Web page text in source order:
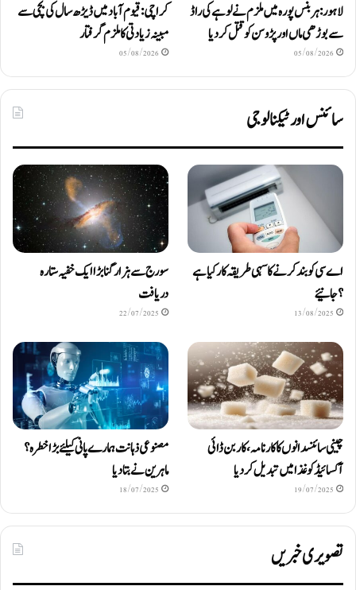
لاہور: ہربنس پورہ میں ملزم نے لوہے کی راڈ
سے بوڑھی ماں اور پڑوسن کو قتل کر دیا
05/08/2026
کراچی: قیوم آباد میں ڈیڑھ سال کی بچی سے
مبینہ زیادتی کا ملزم گرفتار
05/08/2026
سائنس اور ٹیکنالوجی
اے سی کو بند کرنے کا سہی طریقہ کار کیا ہے
؟ جانیئے
13/08/2025
سورج سے ہزار گنا بڑا ایک خفیہ ستارہ
دریافت
22/07/2025
چینی سائنسدانوں کا کارنامہ، کاربن ڈائی
آکسائیڈ کو غذا میں تبدیل کردیا
19/07/2025
مصنوعی ذہانت ہمارے پانی کیلئے بڑا خطرہ؟
ماہرین نے بتا دیا
18/07/2025
تصویری خبریں